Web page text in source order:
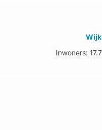
Wijk
Inwoners: